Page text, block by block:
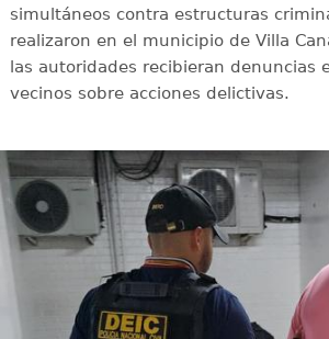
simultáneos contra estructuras
realizaron en el municipio de Villa
las autoridades recibieran denuncias
vecinos sobre acciones delictivas.